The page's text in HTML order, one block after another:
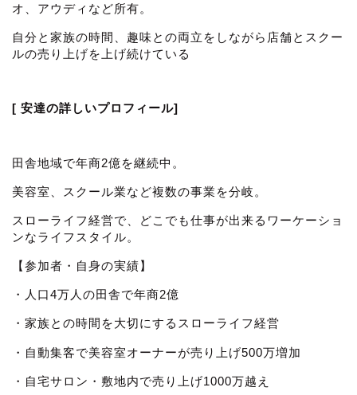
オ、アウディなど所有。
自分と家族の時間、趣味との両立をしながら店舗とスクー
ルの売り上げを上げ続けている
[ 安達の詳しいプロフィール]
田舎地域で年商2億を継続中。
美容室、スクール業など複数の事業を分岐。
スローライフ経営で、どこでも仕事が出来るワーケーショ
ンなライフスタイル。
【参加者・自身の実績】
・人口4万人の田舎で年商2億
・家族との時間を大切にするスローライフ経営
・自動集客で美容室オーナーが売り上げ500万増加
・自宅サロン・敷地内で売り上げ1000万越え